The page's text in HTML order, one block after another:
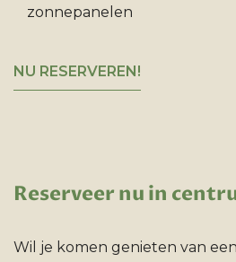
zonnepanelen
NU RESERVEREN!
Reserveer nu in
Wil je komen genieten van